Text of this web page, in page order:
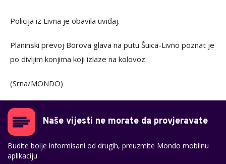
Policija iz Livna je obavila uviđaj.
Planinski prevoj Borova glava na putu Šuica-Livno poznat je
po divljim konjima koji izlaze na kolovoz.
(Srna/MONDO)
Naše vijesti ne morate da provjeravate
Budite bolje informisani od drugih, preuzmite Mondo mobilnu
aplikaciju